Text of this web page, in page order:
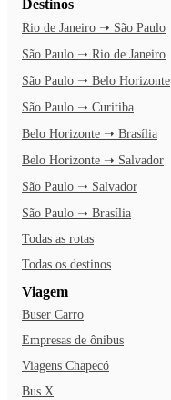
Destinos
Rio de Janeiro ➝ São Paulo
São Paulo ➝ Rio de Janeiro
São Paulo ➝ Belo Horizonte
São Paulo ➝ Curitiba
Belo Horizonte ➝ Brasília
Belo Horizonte ➝ Salvador
São Paulo ➝ Salvador
São Paulo ➝ Brasília
Todas as rotas
Todas os destinos
Viagem
Buser Carro
Empresas de ônibus
Viagens Chapecó
Bus X